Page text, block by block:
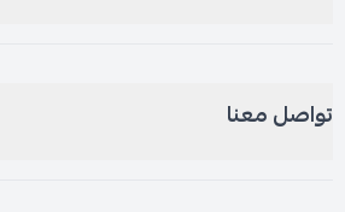
تواصل معنا